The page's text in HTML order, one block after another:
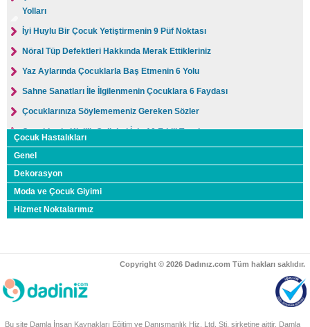
Yolları
İyi Huylu Bir Çocuk Yetiştirmenin 9 Püf Noktası
Nöral Tüp Defektleri Hakkında Merak Ettikleriniz
Yaz Aylarında Çocuklarla Baş Etmenin 6 Yolu
Sahne Sanatları İle İlgilenmenin Çocuklara 6 Faydası
Çocuklarınıza Söylememeniz Gereken Sözler
Çocuklarda Kişilik Gelişimi İçin 10 Etkili Tavsiye
9 Yaş Çocuklarının Gelişim Özellikleri
Yeni Anneler İçin 15 Bebek Bakımı Tavsiyesi
Çocukların Okul Başarısını Arttırmanın 8 Yolu
Bebeğin Doyduğunu Anlamanın 8 Yolu
Sanatın Çocuk Gelişimi Üzerindeki Etkileri
Çocuk Hastalıkları
Genel
Dekorasyon
Moda ve Çocuk Giyimi
Hizmet Noktalarımız
Copyright © 2026 Dadınız.com Tüm hakları saklıdır.
Bu site Damla İnsan Kaynakları Eğitim ve Danışmanlık Hiz. Ltd. Şti. şirketine aittir. Damla